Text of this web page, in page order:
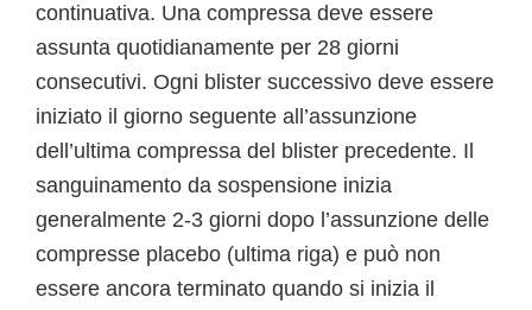
continuativa. Una compressa deve essere
assunta quotidianamente per 28 giorni
consecutivi. Ogni blister successivo deve essere
iniziato il giorno seguente all’assunzione
dell’ultima compressa del blister precedente. Il
sanguinamento da sospensione inizia
generalmente 2-3 giorni dopo l’assunzione delle
compresse placebo (ultima riga) e può non
essere ancora terminato quando si inizia il